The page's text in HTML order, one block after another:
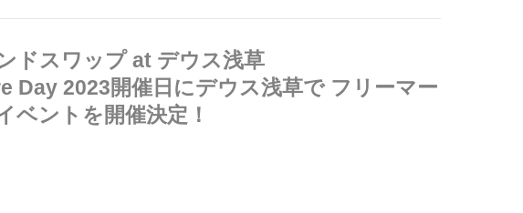
ドスワップ at デウス浅草
Day 2023開催日にデウス浅草で フリーマー
ベントを開催決定！